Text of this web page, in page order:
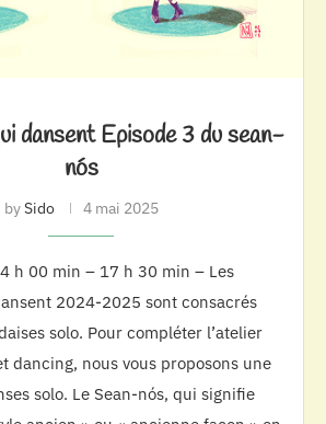
dansent Episode 3 du sean-
nós
bySido 4 mai 2025
h 00 min – 17 h 30 min – Les
2024-2025 sont consacrés
solo. Pour compléter l’atelier
dancing, nous vous proposons une
solo. Le Sean-nós, qui signifie